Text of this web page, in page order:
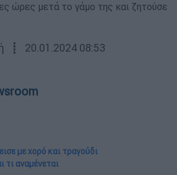
ώρες μετά το γάμο της και ζητούσε
┋ 20.01.2024 08:53
με χορό και τραγούδι
τι αναμένεται